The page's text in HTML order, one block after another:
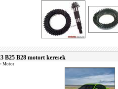
B25 B28 motort keresek
• Motor